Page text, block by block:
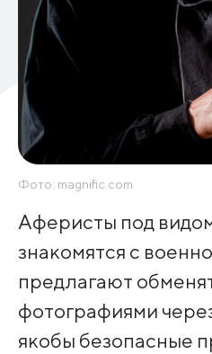
Фото: magnific.com
Аферисты под
знакомятся с
предлагают
фотографиями
якобы безопасные